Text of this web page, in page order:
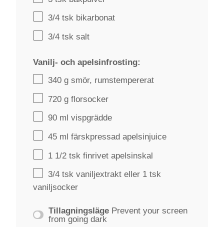
3/4 tsk bikarbonat
3/4 tsk salt
Vanilj- och apelsinfrosting:
340 g smör, rumstempererat
720 g florsocker
90 ml vispgrädde
45 ml färskpressad apelsinjuice
1 1/2 tsk finrivet apelsinskal
3/4 tsk vaniljextrakt eller 1 tsk
vaniljsocker
Tillagningsläge Prevent your screen
from going dark